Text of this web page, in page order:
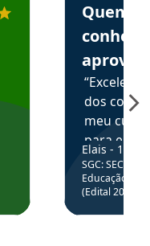
Quem
aprova
dos
meu
para
colocar
através
de
Elais - 15/
SGC: SEC BA
Educação
(Edital